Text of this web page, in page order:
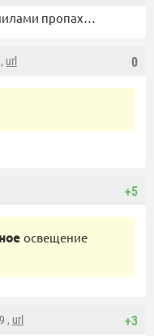
пропах…
0
url
+5
освещение
+3
, url